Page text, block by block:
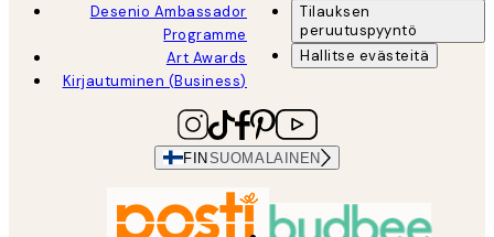
Desenio Ambassador
Programme
Art Awards
Kirjautuminen (Business)
Tilauksen
peruutuspyyntö
Hallitse evästeitä
FINSUOMALAINEN